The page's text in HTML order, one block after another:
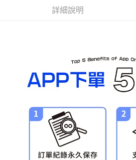
預購-7-11取貨付款(舊)
每筆NT$90，滿NT$3,000(含以上)免運費
預購-宅配(舊)
每筆NT$120，滿NT$3,000(含以上)免運費
預購-宅配(離島)(舊)
每筆NT$160，滿NT$3,000(含以上)免運費
東海門市自取，需自備購物袋取貨唷。
詳細說明